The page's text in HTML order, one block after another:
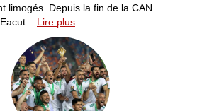
limogés. Depuis la fin de la CAN
Lire plus